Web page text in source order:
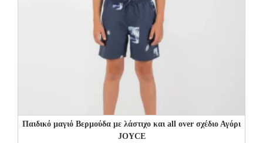
Παιδικό μαγιό Βερμούδα με λάστιχο και all over σχέδιο Αγόρι
JOYCE